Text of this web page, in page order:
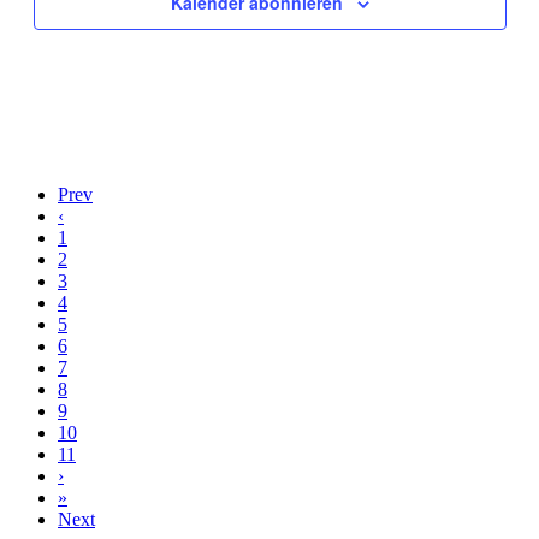
Prev
‹
1
2
3
4
5
6
7
8
9
10
11
›
»
Next